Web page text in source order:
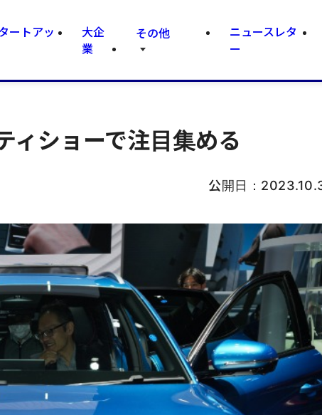
ートアッ
大企
業
その他
ニュースレタ
ー
ィショーで注目集める
公開日：